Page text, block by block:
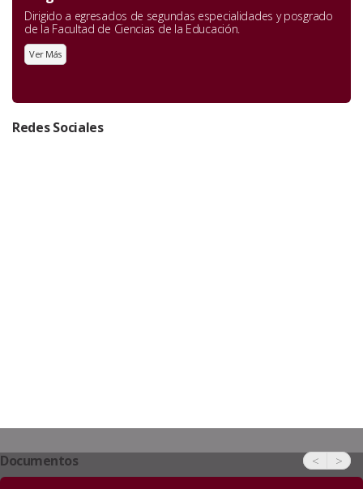
Dirigido a egresados de segundas especialidades y posgrado
de la Facultad de Ciencias de la Educación.
Ver Más
Redes Sociales
Documentos < >